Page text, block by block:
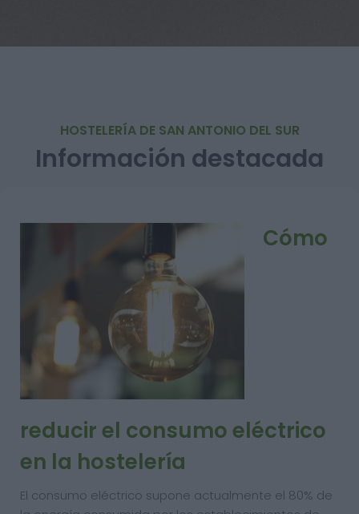
HOSTELERÍA DE SAN ANTONIO DEL SUR
Información destacada
Cómo
reducir el consumo eléctrico
en la hostelería
El consumo eléctrico supone actualmente el 80% de